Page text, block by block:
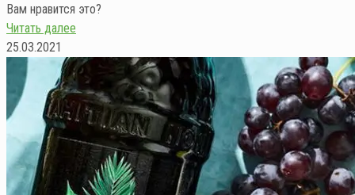
Вам нравится это?
Читать далее
25.03.2021